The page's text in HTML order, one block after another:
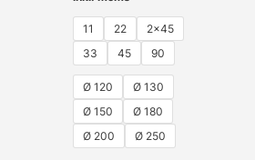
11 22
2x45
33
45 90
Ø 120
Ø 130
Ø 150
Ø 180
Ø 200
Ø 250